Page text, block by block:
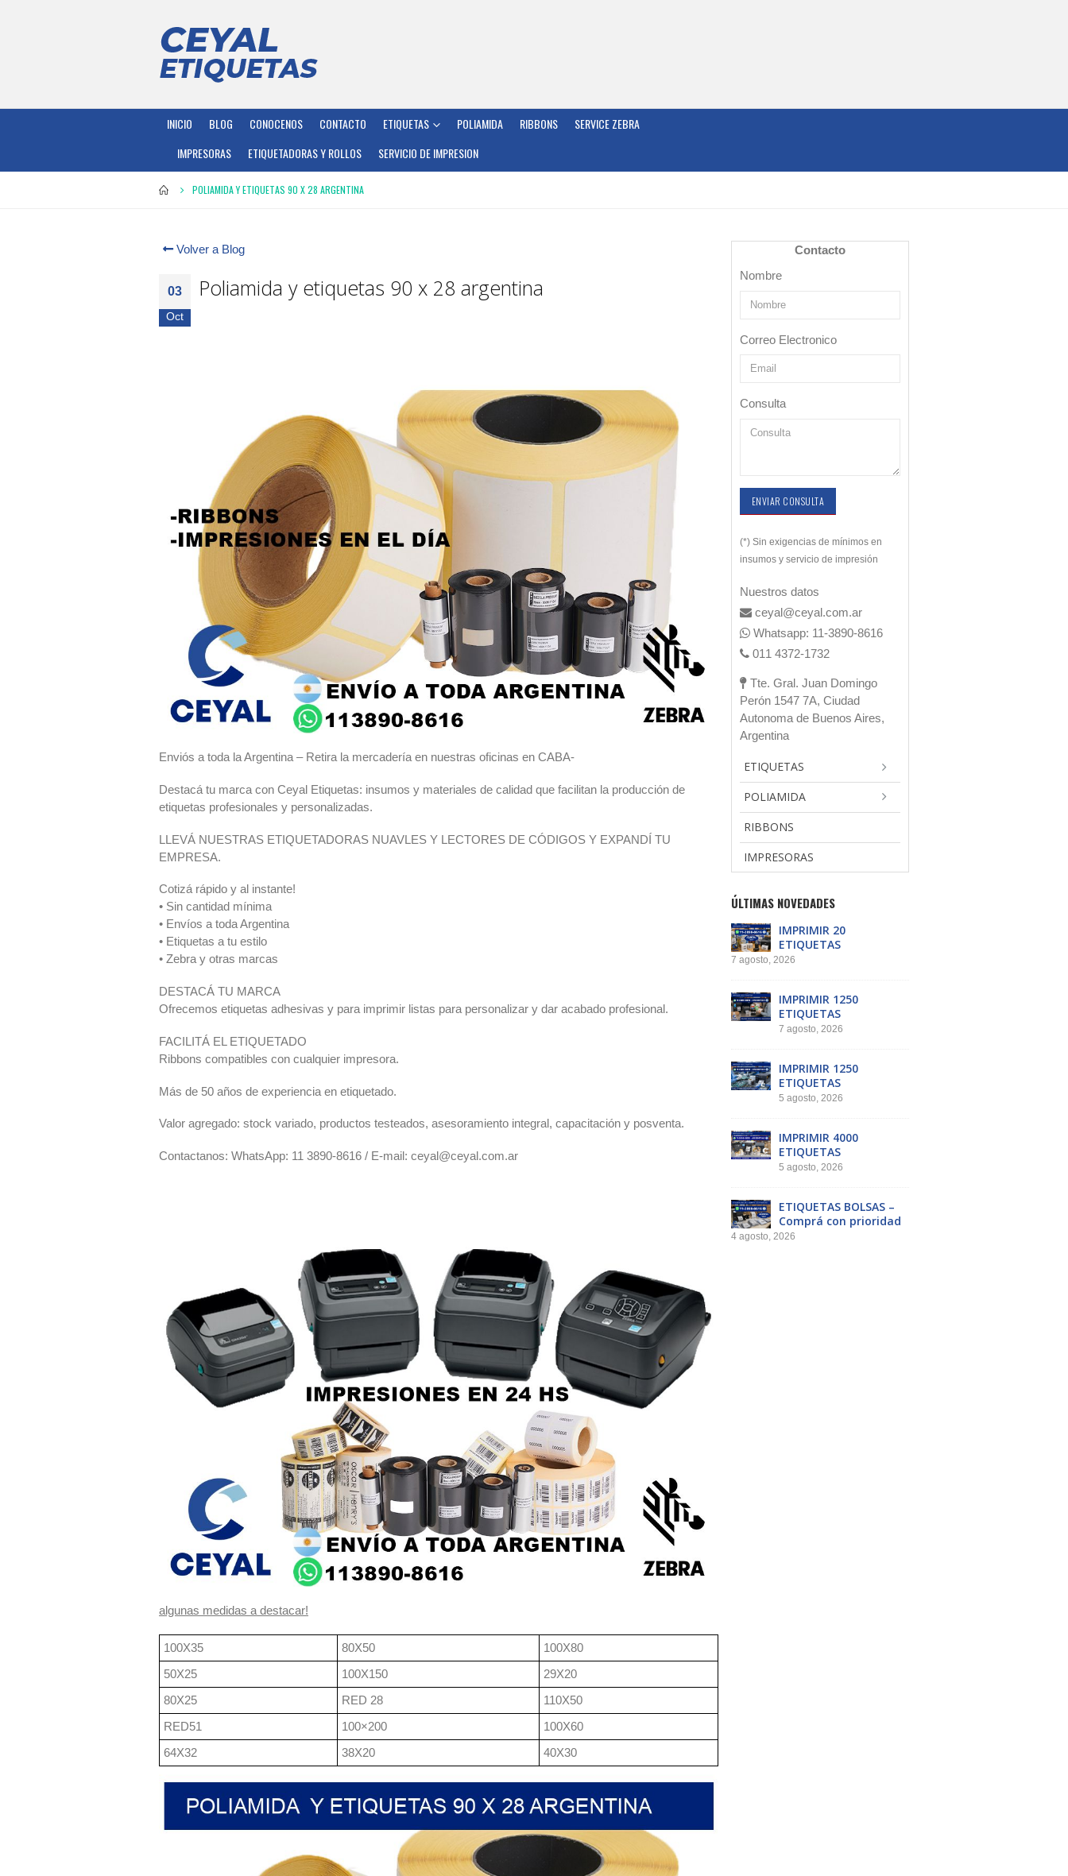
INICIO BLOG CONOCENOS CONTACTO ETIQUETAS POLIAMIDA RIBBONS
SERVICE ZEBRA
IMPRESORAS
ETIQUETADORAS Y ROLLOS SERVICIO DE IMPRESION
POLIAMIDA Y ETIQUETAS 90 X 28 ARGENTINA
Volver a Blog
03
Oct
Poliamida y etiquetas 90 x 28 argentina
Enviós a toda la Argentina – Retira la mercadería en nuestras oficinas en CABA-
Destacá tu marca con Ceyal Etiquetas: insumos y materiales de calidad que facilitan la producción de
etiquetas profesionales y personalizadas.
LLEVÁ NUESTRAS ETIQUETADORAS NUAVLES Y LECTORES DE CÓDIGOS Y EXPANDÍ TU
EMPRESA.
Cotizá rápido y al instante!
• Sin cantidad mínima
• Envíos a toda Argentina
• Etiquetas a tu estilo
• Zebra y otras marcas
DESTACÁ TU MARCA
Ofrecemos etiquetas adhesivas y para imprimir listas para personalizar y dar acabado profesional.
FACILITÁ EL ETIQUETADO
Ribbons compatibles con cualquier impresora.
Más de 50 años de experiencia en etiquetado.
Valor agregado: stock variado, productos testeados, asesoramiento integral, capacitación y posventa.
Contactanos: WhatsApp: 11 3890-8616 / E-mail: ceyal@ceyal.com.ar
algunas medidas a destacar!
100X35 80X50
100X80
50X25
100X150
29X20
80X25
RED 28
110X50
RED51
100×200
100X60
64X32
38X20 40X30
Contacto
Nombre
Correo Electronico
Consulta
ENVIAR CONSULTA
(*) Sin exigencias de mínimos en
insumos y servicio de impresión
Nuestros datos
ceyal@ceyal.com.ar
Whatsapp: 11-3890-8616
011 4372-1732
Tte. Gral. Juan Domingo
Perón 1547 7A, Ciudad
Autonoma de Buenos Aires,
Argentina
ETIQUETAS
POLIAMIDA
RIBBONS
IMPRESORAS
ÚLTIMAS NOVEDADES
IMPRIMIR 20
ETIQUETAS
7 agosto, 2026
IMPRIMIR 1250
ETIQUETAS
7 agosto, 2026
IMPRIMIR 1250
ETIQUETAS
5 agosto, 2026
IMPRIMIR 4000
ETIQUETAS
5 agosto, 2026
ETIQUETAS BOLSAS –
Comprá con prioridad
4 agosto, 2026